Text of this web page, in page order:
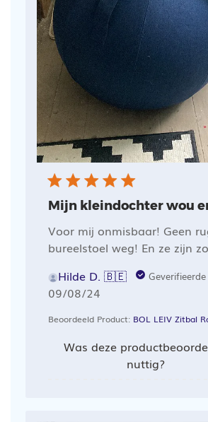
Mijn kleindochter wou
Voor mij onmisbaar! Geen
bureelstoel weg! En ze zijn
Hilde D. 🇧🇪
Publicatiedatum
09/08/24
Beoordeeld Product: BOL LEIV Zitbal
Was deze
nuttig?